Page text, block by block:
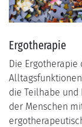
Ergotherapie
Die Ergotherapie
die Teilhabe
der Menschen